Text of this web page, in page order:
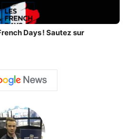
Days ! Sautez sur